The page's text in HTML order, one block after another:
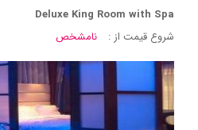
Deluxe King Room with Spa
شروع قیمت از :
نامشخص